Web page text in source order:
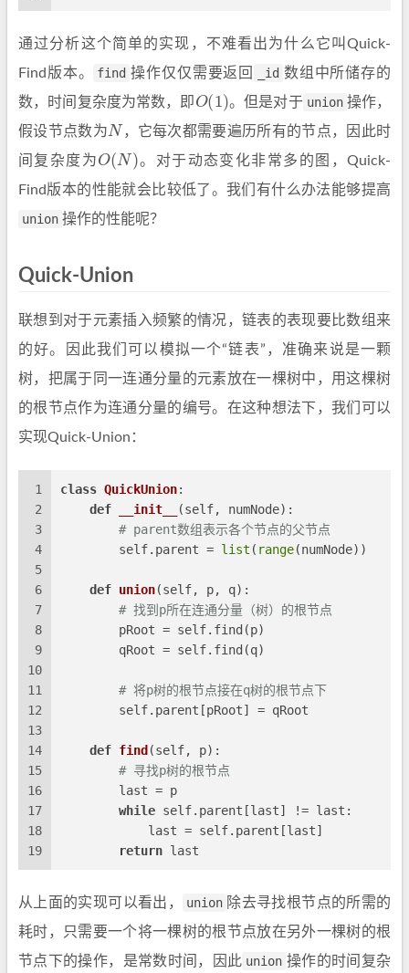
通过分析这个简单的实现，不难看出为什么它叫Quick-
Find版本。
find 操作仅仅需要返回 _id 数组中所储存的
数，时间复杂度为常数，即 O(1 ) 。但是对于 union 操作，
假设节点数为 N ，它每次都需要遍历所有的节点，因此时
间复杂度为 O(N) 。对于动态变化非常多的图，Quick-
Find版本的性能就会比较低了。我们有什么办法能够提高
union 操作的性能呢？
Quick-Union
联想到对于元素插入频繁的情况，链表的表现要比数组来
的好。因此我们可以模拟一个“链表”，准确来说是一颗
树，把属于同一连通分量的元素放在一棵树中，用这棵树
的根节点作为连通分量的编号。在这种想法下，我们可以
实现Quick-Union：
1
2
3
4
5
6
7
8
9
10
11
12
13
14
15
16
17
18
19
class QuickUnion:
def
__init__ (self, numNode):
# parent数组表示各个节点的父节点
        self.parent =
list ( range(numNode))
def union(self, p, q):
# 找到p所在连通分量（树）的根节点
        pRoot = self.find(p)
        qRoot = self.find(q)
# 将p树的根节点接在q树的根节点下
        self.parent[pRoot] = qRoot
def find (self, p):
# 寻找p树的根节点
        last = p
while self.parent[last] != last:
            last = self.parent[last]
return last
从上面的实现可以看出， union 除去寻找根节点的所需的
耗时，只需要一个将一棵树的根节点放在另外一棵树的根
节点下的操作，是常数时间，因此 union 操作的时间复杂